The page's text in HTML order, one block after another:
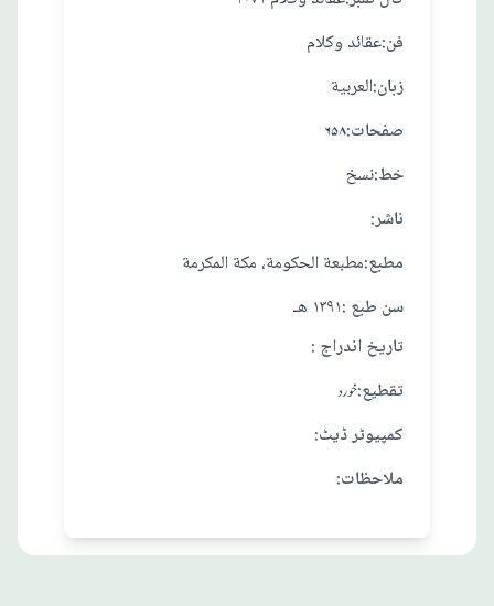
عقائد وكلام:فن
العربية :زبان
۶۵۸ :صفحات
نسخ:خط
:ناشر
مطبعة الحكومة، مكة المكرمة :مطبع
١٣٩١ هـ : سن طبع
: تاريخ اندراج
خورد :تقطيع
:کمپیوٹر ڈیٹ
:ملاحظات